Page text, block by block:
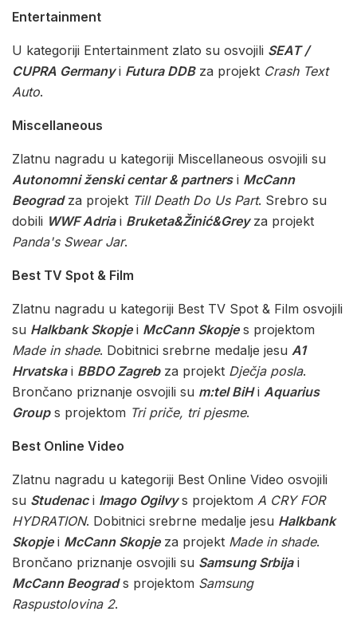
Entertainment
U kategoriji Entertainment zlato su osvojili SEAT /
CUPRA Germanyi Futura DDBza projekt Crash Text
Auto.
Miscellaneous
Zlatnu nagradu u kategoriji Miscellaneous osvojili su
Autonomni ženski centar & partnersi McCann
Beogradza projekt Till Death Do Us Part. Srebro su
dobili WWF Adriai Bruketa&Žinić&Greyza projekt
Panda's Swear Jar.
Best TV Spot & Film
Zlatnu nagradu u kategoriji Best TV Spot & Film osvojili
su Halkbank Skopjei McCann Skopjes projektom
Made in shade. Dobitnici srebrne medalje jesu A1
Hrvatskai BBDO Zagrebza projekt Dječja posla.
Brončano priznanje osvojili su m:tel BiHi Aquarius
Groups projektom Tri priče, tri pjesme.
Best Online Video
Zlatnu nagradu u kategoriji Best Online Video osvojili
su Studenaci Imago Ogilvys projektom A CRY FOR
HYDRATION. Dobitnici srebrne medalje jesu Halkbank
Skopjei McCann Skopjeza projekt Made in shade.
Brončano priznanje osvojili su Samsung Srbijai
McCann Beograds projektom Samsung
Raspustolovina 2.